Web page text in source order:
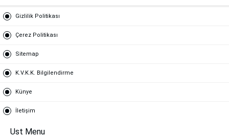
Gizlilik Politikası
Çerez Politikası
Sitemap
K.V.K.K. Bilgilendirme
Künye
İletişim
Ust Menu